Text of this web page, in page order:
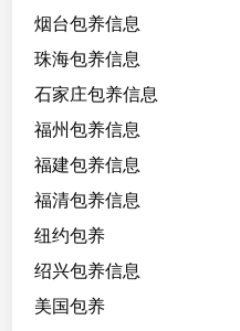
烟台包养信息
珠海包养信息
石家庄包养信息
福州包养信息
福建包养信息
福清包养信息
纽约包养
绍兴包养信息
美国包养